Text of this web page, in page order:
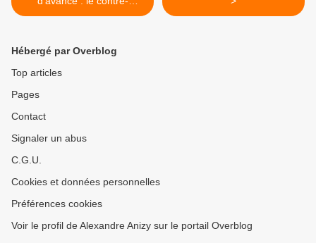
exemple Guillaume Pépy
Hébergé par Overblog
Top articles
Pages
Contact
Signaler un abus
C.G.U.
Cookies et données personnelles
Préférences cookies
Voir le profil de Alexandre Anizy sur le portail Overblog